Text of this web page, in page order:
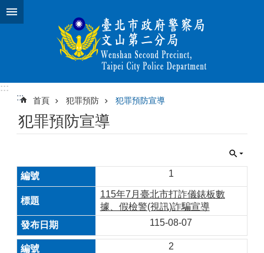
跳到主要內容區塊
:::
:::
首頁 犯罪預防 犯罪預防宣導
犯罪預防宣導
1
115年7月臺北市打詐儀錶板數
據、假檢警(視訊)詐騙宣導
115-08-07
2